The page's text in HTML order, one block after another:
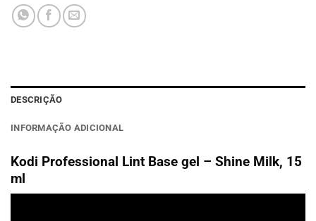
DESCRIÇÃO
INFORMAÇÃO ADICIONAL
Kodi Professional Lint Base gel – Shine Milk, 15
ml